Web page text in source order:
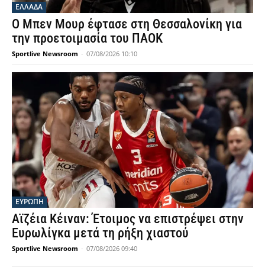
ΕΛΛΑΔΑ
Ο Μπεν Μουρ έφτασε στη Θεσσαλονίκη για
την προετοιμασία του ΠΑΟΚ
Sportlive Newsroom - 07/08/2026 10:10
ΕΥΡΩΠΗ
Αϊζέια Κέιναν: Έτοιμος να επιστρέψει στην
Ευρωλίγκα μετά τη ρήξη χιαστού
Sportlive Newsroom - 07/08/2026 09:40